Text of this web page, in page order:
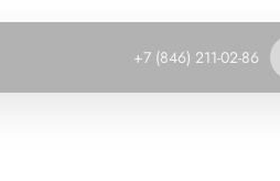
+7 (846) 211-02-86